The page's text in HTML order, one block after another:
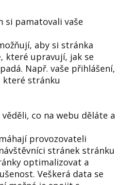
si pamatovali vaše
aby si stránka
které upravují, jak se
Např. vaše přihlášení,
které stránku
co na webu děláte a
provozovateli
stránek stránku
optimalizovat a
Veškerá data se